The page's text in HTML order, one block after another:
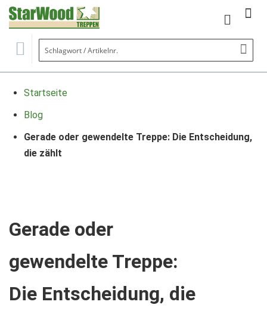
Mein
Startseite
Blog
Gerade oder gewendelte Treppe: Die Entscheidung,
die zählt
Gerade oder
gewendelte Treppe:
Die Entscheidung, die